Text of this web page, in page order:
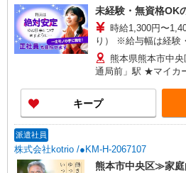
未経験・無資格OK
時給1,300円〜
り） ※給与幅は経
熊本県熊本市中
通局前」駅 ★マイカ
いやすいエリアなど
さい！！
キープ
派遣社員
株式会社kotrio /●KM-H-2067107
熊本市中央区≫家庭